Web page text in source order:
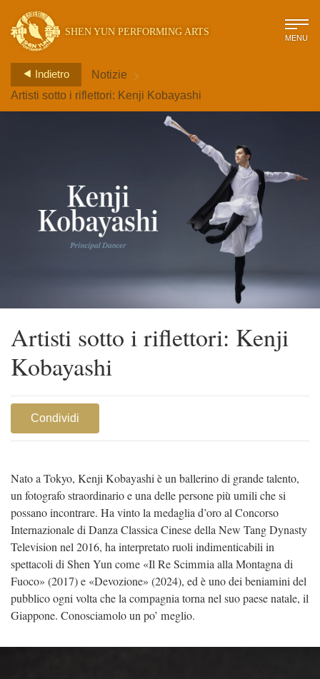
SHEN YUN PERFORMING ARTS MENU
Indietro Notizie >
Artisti sotto i riflettori: Kenji Kobayashi
Artisti sotto i riflettori: Kenji
Kobayashi
Condividi
Nato a Tokyo, Kenji Kobayashi è un ballerino di grande talento,
un fotografo straordinario e una delle persone più umili che si
possano incontrare. Ha vinto la medaglia d’oro al Concorso
Internazionale di Danza Classica Cinese della New Tang Dynasty
Television nel 2016, ha interpretato ruoli indimenticabili in
spettacoli di Shen Yun come «Il Re Scimmia alla Montagna di
Fuoco» (2017) e «Devozione» (2024), ed è uno dei beniamini del
pubblico ogni volta che la compagnia torna nel suo paese natale, il
Giappone. Conosciamolo un po’ meglio.